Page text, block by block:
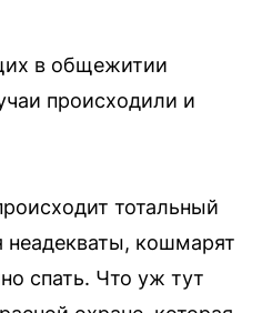
в общежитии
происходили и
тотальный
кошмарят
спать. Что уж тут